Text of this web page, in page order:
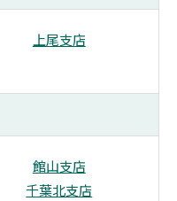
上尾支店
館山支店
千葉北支店